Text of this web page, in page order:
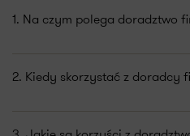
1. Na czym polega doradztwo
2. Kiedy skorzystać z doradcy